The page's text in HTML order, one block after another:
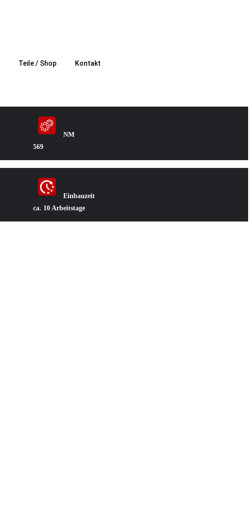
Teile / Shop Kontakt
NM
569
Einbauzeit
ca. 10 Arbeitstage